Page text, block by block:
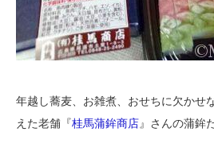
年越し蕎麦、お雑煮、おせちに欠かせ
えた老舗『桂馬蒲鉾商店』さんの蒲鉾